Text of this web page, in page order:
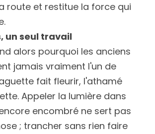
route et restitue la force qui
un seul travail
alors pourquoi les anciens
jamais vraiment l'un de
fait fleurir, l'athamé
Appeler la lumière dans
encombré ne sert pas
; trancher sans rien faire